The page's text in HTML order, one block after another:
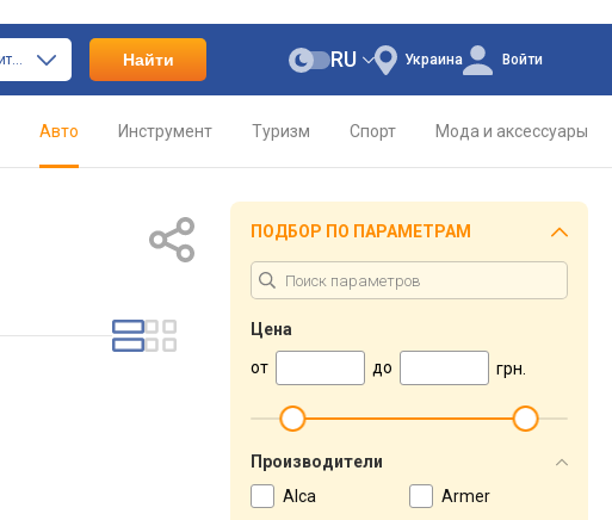
только стеклоочистители (дворники) Найти Украина
RU Войти
Авто Инструмент Туризм Спорт Мода и аксессуары
ПОДБОР ПО ПАРАМЕТРАМ
Цена
от
до грн.
Производители
Alca
Armer